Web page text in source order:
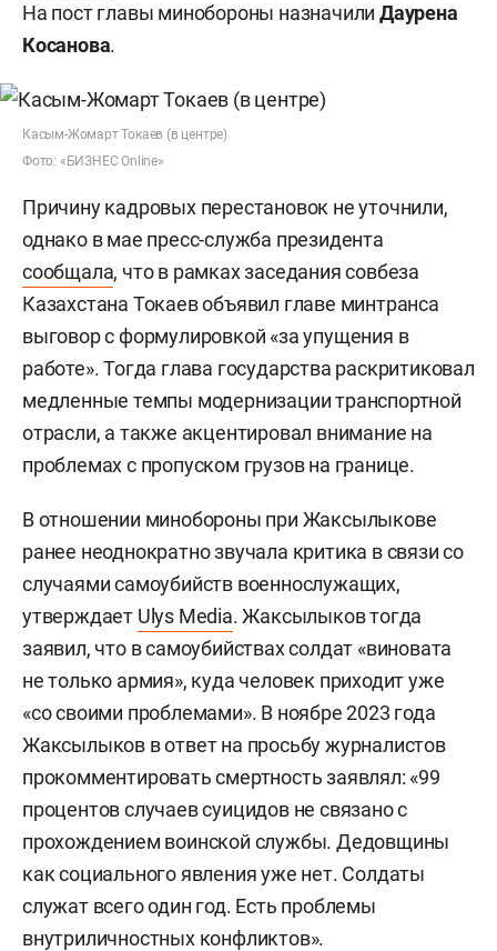
На пост главы минобороны назначили Даурена
Косанова.
Касым-Жомарт Токаев (в центре)
Фото: «БИЗНЕС Online»
Причину кадровых перестановок не уточнили,
однако в мае пресс-служба президента
сообщала, что в рамках заседания совбеза
Казахстана Токаев объявил главе минтранса
выговор с формулировкой «за упущения в
работе». Тогда глава государства раскритиковал
медленные темпы модернизации транспортной
отрасли, а также акцентировал внимание на
проблемах с пропуском грузов на границе.
В отношении минобороны при Жаксылыкове
ранее неоднократно звучала критика в связи со
случаями самоубийств военнослужащих,
утверждает Ulys Media. Жаксылыков тогда
заявил, что в самоубийствах солдат «виновата
не только армия», куда человек приходит уже
«со своими проблемами». В ноябре 2023 года
Жаксылыков в ответ на просьбу журналистов
прокомментировать смертность заявлял: «99
процентов случаев суицидов не связано с
прохождением воинской службы. Дедовщины
как социального явления уже нет. Солдаты
служат всего один год. Есть проблемы
внутриличностных конфликтов».